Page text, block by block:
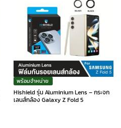
พร้อมจำหน่าย
Hishield รุ่น Aluminium Lens – กระจก
เลนส์กล้อง Galaxy Z Fold 5